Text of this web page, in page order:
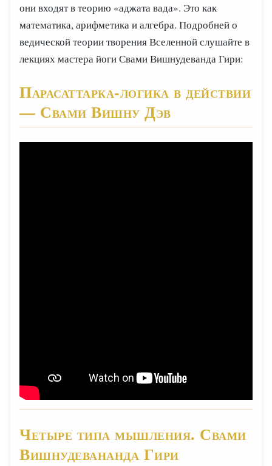
они входят в теорию «аджата вада». Это как
математика, арифметика и алгебра. Подробней о
ведической теории творения Вселенной слушайте в
лекциях мастера йоги Свами Вишнудеванда Гири:
Парасаттарка-логика в действии
— Свами Вишну Дэв
Четыре типа мышления. Свами
Вишнудевананда Гири